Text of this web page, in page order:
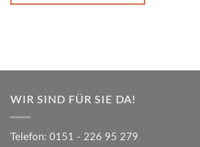
WIR SIND FÜR SIE DA!
Telefon: 0151 - 226 95 279